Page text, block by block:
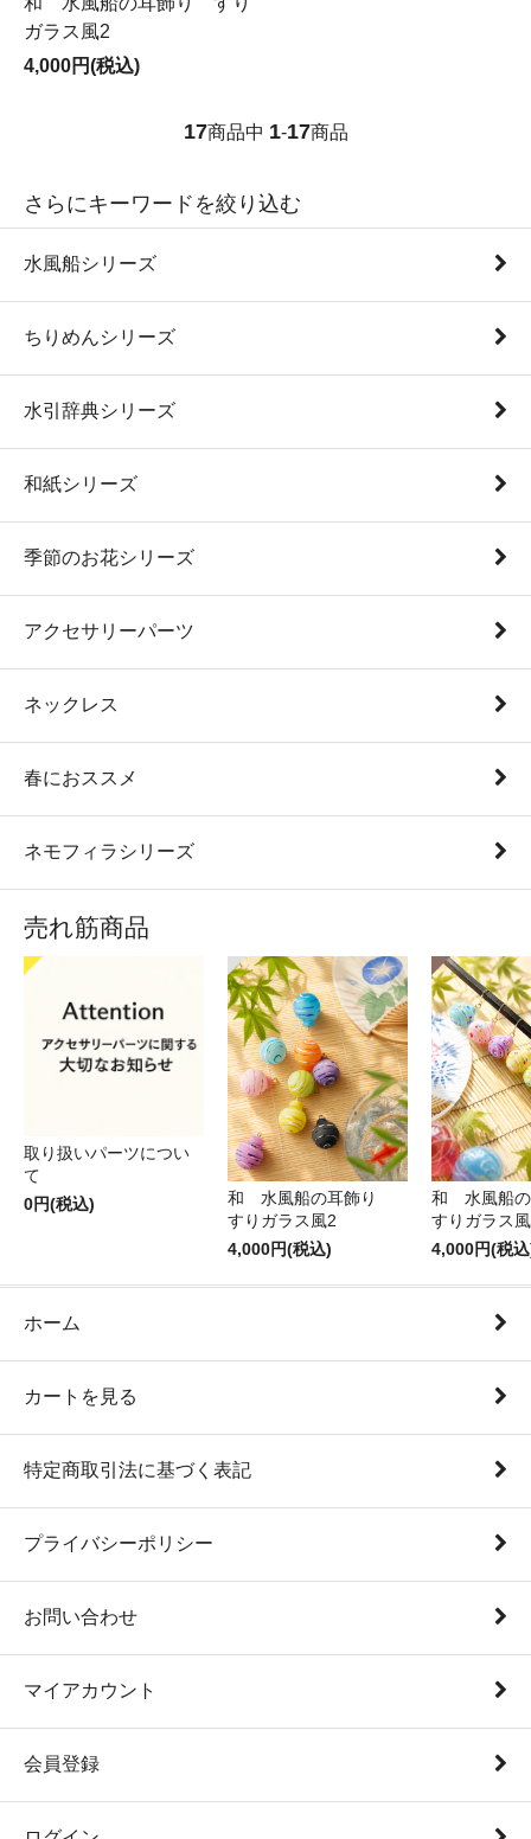
ガラス風2
4,000円(税込)
17商品中 1-17商品
さらにキーワードを絞り込む
水風船シリーズ
ちりめんシリーズ
水引辞典シリーズ
和紙シリーズ
季節のお花シリーズ
アクセサリーパーツ
ネックレス
春におススメ
ネモフィラシリーズ
売れ筋商品
取り扱いパーツについ
て
0円(税込)
和 水風船の耳飾り
すりガラス風2
4,000円(税込)
和 水風船
すりガラス風
4,000円(税
ホーム
カートを見る
特定商取引法に基づく表記
プライバシーポリシー
お問い合わせ
マイアカウント
会員登録